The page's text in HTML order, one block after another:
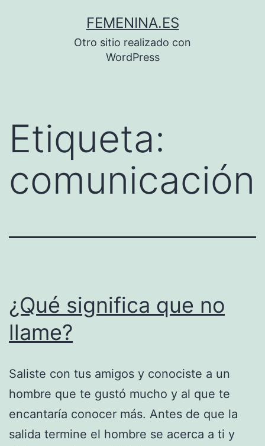
FEMENINA.ES
Otro sitio realizado con
WordPress
Etiqueta:
comunicación
¿Qué significa que no
llame?
Saliste con tus amigos y conociste a un
hombre que te gustó mucho y al que te
encantaría conocer más. Antes de que la
salida termine el hombre se acerca a ti y